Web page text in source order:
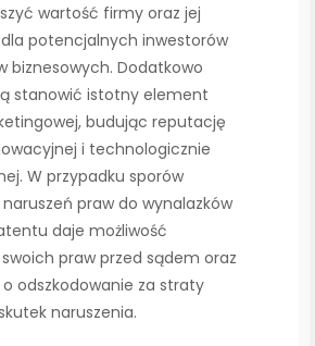
wartość firmy oraz jej
potencjalnych inwestorów
biznesowych. Dodatkowo
stanowić istotny element
budując reputację
i technologicznie
W przypadku sporów
praw do wynalazków
daje możliwość
praw przed sądem oraz
odszkodowanie za straty
naruszenia.